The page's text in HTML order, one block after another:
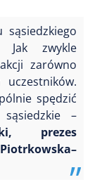
Jak zwykle
zarówno
spędzić
–
prezes